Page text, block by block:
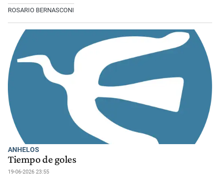
ROSARIO BERNASCONI
ANHELOS
Tiempo de goles
19-06-2026 23:55